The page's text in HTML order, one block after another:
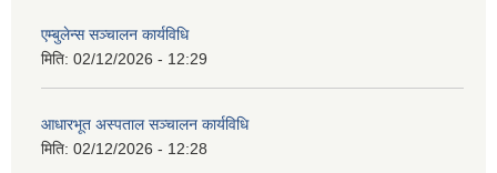
एम्बुलेन्स सञ्चालन कार्यविधि
मिति: 02/12/2026 - 12:29
आधारभूत अस्पताल सञ्चालन कार्यविधि
मिति: 02/12/2026 - 12:28